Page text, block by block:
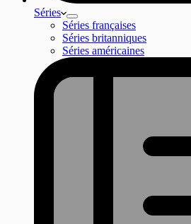
Séries
Séries françaises
Séries britanniques
Séries américaines